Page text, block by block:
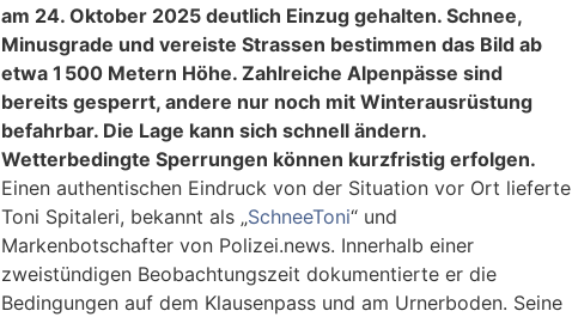
am 24. Oktober 2025 deutlich Einzug gehalten. Schnee,
Minusgrade und vereiste Strassen bestimmen das Bild ab
etwa 1 500 Metern Höhe. Zahlreiche Alpenpässe sind
bereits gesperrt, andere nur noch mit Winterausrüstung
befahrbar. Die Lage kann sich schnell ändern.
Wetterbedingte Sperrungen können kurzfristig erfolgen.
Einen authentischen Eindruck von der Situation vor Ort lieferte
Toni Spitaleri, bekannt als „SchneeToni“ und
Markenbotschafter von Polizei.news. Innerhalb einer
zweistündigen Beobachtungszeit dokumentierte er die
Bedingungen auf dem Klausenpass und am Urnerboden. Seine